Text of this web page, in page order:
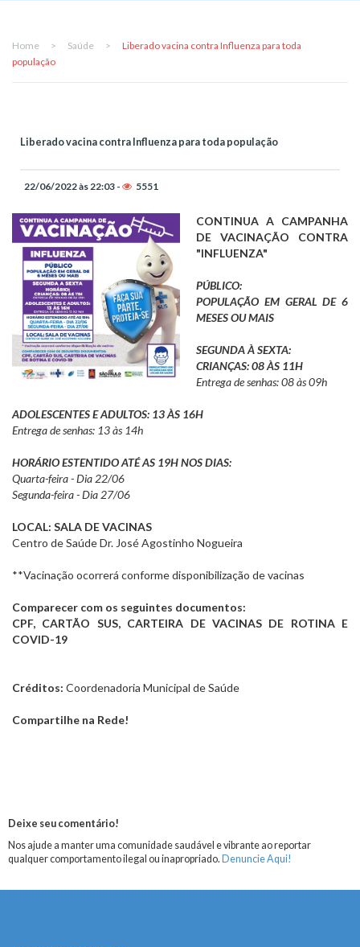
Home > Saúde >
Liberado vacina contra Influenza para toda
população
Liberado vacina contra Influenza para toda população
22/06/2022 às 22:03 - 5551
CONTINUA A CAMPANHA
DE VACINAÇÃO CONTRA
"INFLUENZA"
PÚBLICO:
POPULAÇÃO EM GERAL DE 6
MESES OU MAIS
SEGUNDA À SEXTA:
CRIANÇAS: 08 ÀS 11H
Entrega de senhas: 08 às 09h
ADOLESCENTES E ADULTOS: 13 ÀS 16H
Entrega de senhas: 13 às 14h
HORÁRIO ESTENTIDO ATÉ AS 19H NOS DIAS:
Quarta-feira - Dia 22/06
Segunda-feira - Dia 27/06
LOCAL: SALA DE VACINAS
Centro de Saúde Dr. José Agostinho Nogueira
**Vacinação ocorrerá conforme disponibilização de vacinas
Comparecer com os seguintes documentos:
CPF, CARTÃO SUS, CARTEIRA DE VACINAS DE ROTINA E
COVID-19
Créditos: Coordenadoria Municipal de Saúde
Compartilhe na Rede!
Deixe seu comentário!
Nos ajude a manter uma comunidade saudável e vibrante ao reportar
qualquer comportamento ilegal ou inapropriado. Denuncie Aqui!